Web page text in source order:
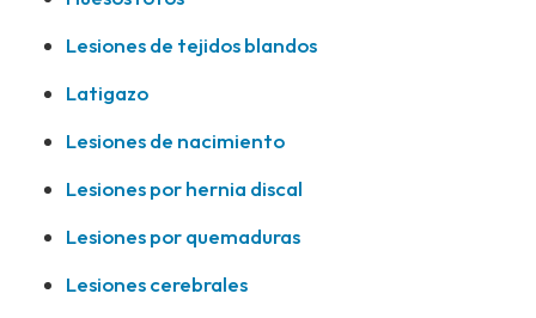
Lesiones de tejidos blandos
Latigazo
Lesiones de nacimiento
Lesiones por hernia discal
Lesiones por quemaduras
Lesiones cerebrales